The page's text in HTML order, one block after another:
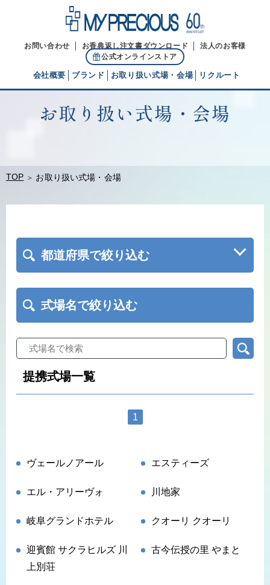
お問い合わせ お香典返し注文書ダウンロード
法人のお客様
公式オンラインストア
会社概要
代表ご挨拶
ブランド お取り扱い式場・会場 リクルート
お取り扱い式場・会場
TOP お取り扱い式場・会場
都道府県で絞り込む
式場名で絞り込む
提携式場一覧
1
ヴェールノアール エスティーズ
エル・アリーヴォ 川地家
岐阜グランドホテル クオーリ クオーリ
迎賓館 サクラヒルズ 川
上別荘
古今伝授の里 やまと